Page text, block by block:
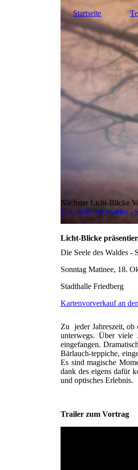
Startseite
Nächster Licht-Blicke
Die Seele des Waldes -
Licht-Blicke
Die Seele des Waldes -
Sonntag Matinee, 18.
Stadthalle Friedberg
Kartenvorverkauf an
Zu jeder Jahreszeit, ob
unterwegs. Über viele
eingefangen.
Bärlauch-teppiche,
Es sind magische
dank des eigens dafür
und optisches Erlebnis.
Trailer zum Vortrag